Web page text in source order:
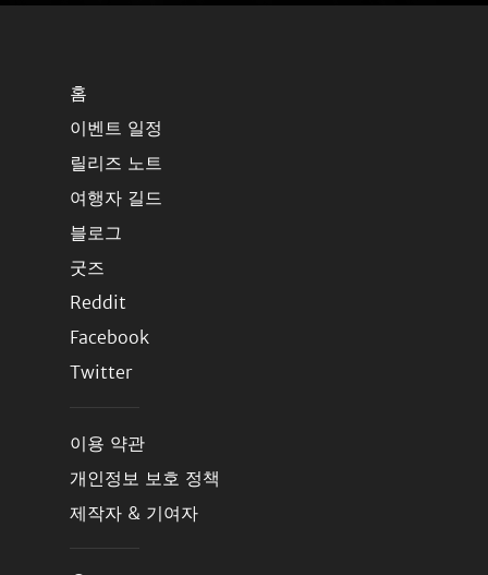
홈
이벤트 일정
릴리즈 노트
여행자 길드
블로그
굿즈
Reddit
Facebook
Twitter
이용 약관
개인정보 보호 정책
제작자 & 기여자